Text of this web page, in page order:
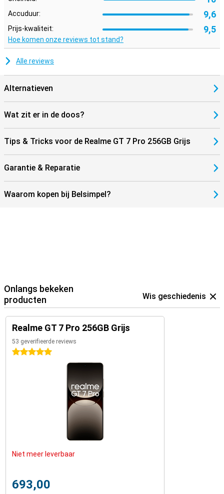
Accuduur: 9,6
Prijs-kwaliteit: 9,5
Hoe komen onze reviews tot stand?
Alle reviews
Alternatieven
Wat zit er in de doos?
Tips & Tricks voor de Realme GT 7 Pro 256GB Grijs
Garantie & Reparatie
Waarom kopen bij Belsimpel?
Onlangs bekeken
producten
Wis geschiedenis
Realme GT 7 Pro 256GB Grijs
53 geverifieerde reviews
5 sterren
Niet meer leverbaar
693,00